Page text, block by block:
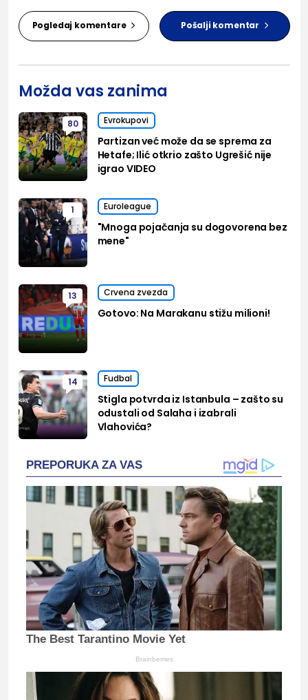
Pogledaj komentare Pošalji komentar
Možda vas zanima
80 Evrokupovi
Partizan već može da se sprema za
Hetafe; Ilić otkrio zašto Ugrešić nije
igrao VIDEO
1 Euroleague
"Mnoga pojačanja su dogovorena bez
mene"
13 Crvena zvezda
Gotovo: Na Marakanu stižu milioni!
14 Fudbal
Stigla potvrda iz Istanbula – zašto su
odustali od Salaha i izabrali
Vlahovića?
PREPORUKA ZA VAS
The Best Tarantino Movie Yet
Brainberries